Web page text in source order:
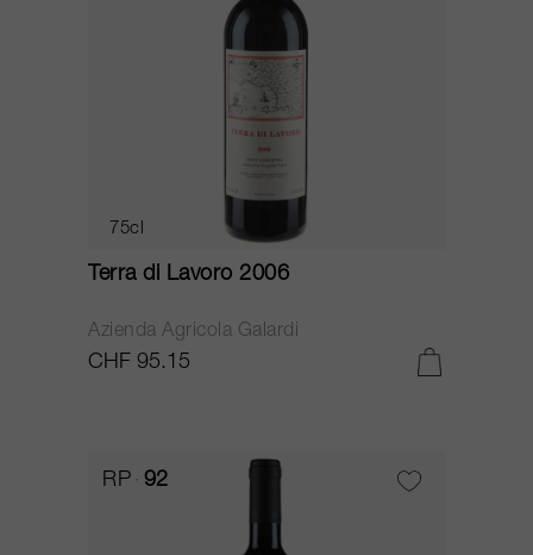
75cl
Terra di Lavoro 2006
Azienda Agricola Galardi
CHF 95.15
RP 92